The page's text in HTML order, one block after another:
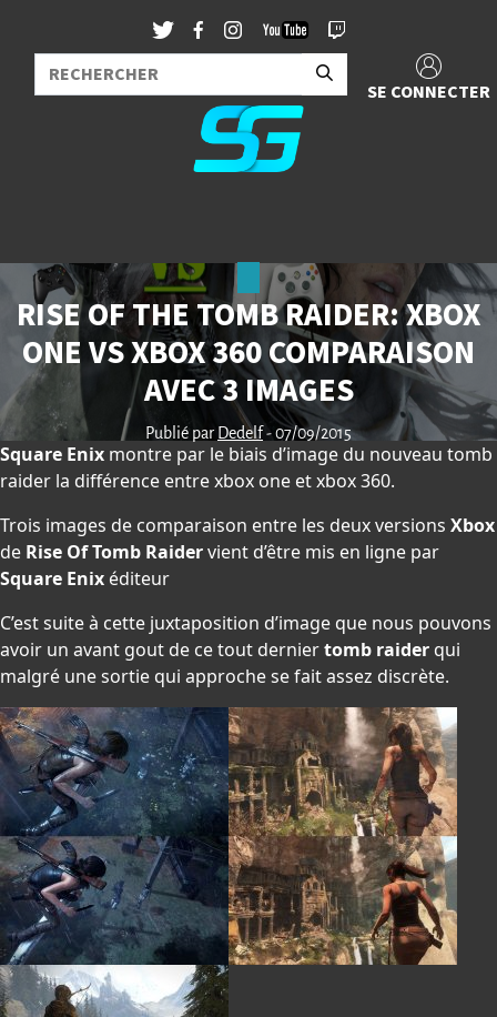
SE CONNECTER
RISE OF THE TOMB RAIDER: XBOX
ONE VS XBOX 360 COMPARAISON
AVEC 3 IMAGES
Publié par Dedelf- 07/09/2015
Square Enix montre par le biais d’image du nouveau tomb
raider la différence entre xbox one et xbox 360.
Trois images de comparaison entre les deux versions Xbox
de Rise Of Tomb Raidervient d’être mis en ligne par
Square Enix éditeur
C’est suite à cette juxtaposition d’image que nous pouvons
avoir un avant gout de ce tout derniertomb raider qui
malgré une sortie qui approche se fait assez discrète.